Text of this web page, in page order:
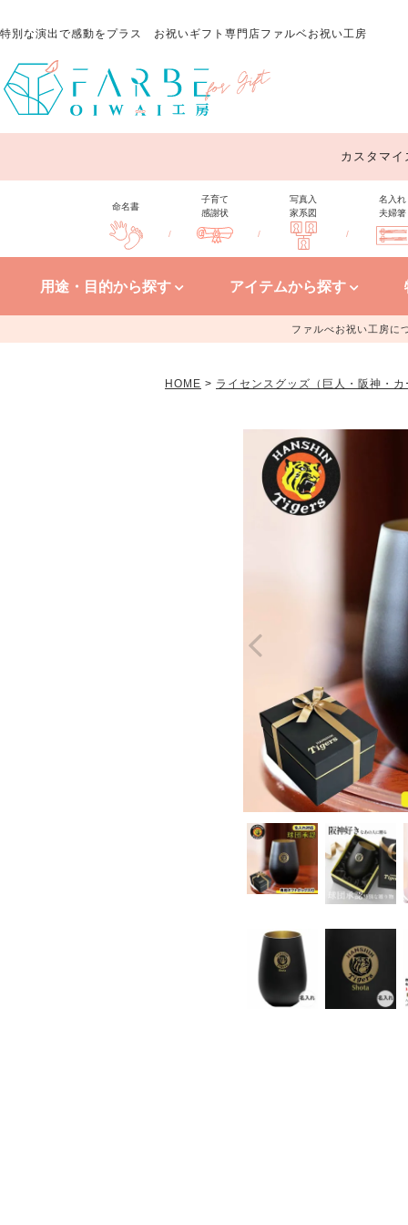
特別な演出で感動をプラス お祝いギフト専門店ファルベお祝い工房
カスタマ
命名書
/
子育て
感謝状
/
写真入
家系図
/
名入れ
夫婦箸
用途・目的から探す アイテムから探す
ファルべお祝い工房に
HOME ライセンスグッズ（巨人・阪神・カ